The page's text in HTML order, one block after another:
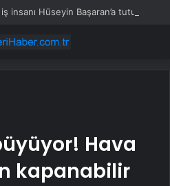
Hava
kapanabilir